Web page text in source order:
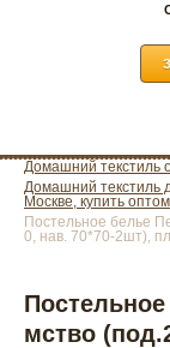
Домашний текстиль
Домашний текстиль
Москве, купить
Постельное белье
0, нав. 70*70-2шт),
мство